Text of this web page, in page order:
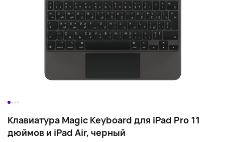
Клавиатура Magic Keyboard для iPad Pro 11
дюймов и iPad Air, черный